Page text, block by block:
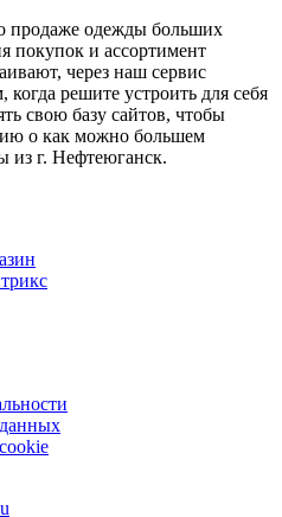
продаже одежды больших
покупок и ассортимент
через наш сервис
решите устроить для себя
свою базу сайтов, чтобы
о как можно большем
из г. Нефтеюганск.